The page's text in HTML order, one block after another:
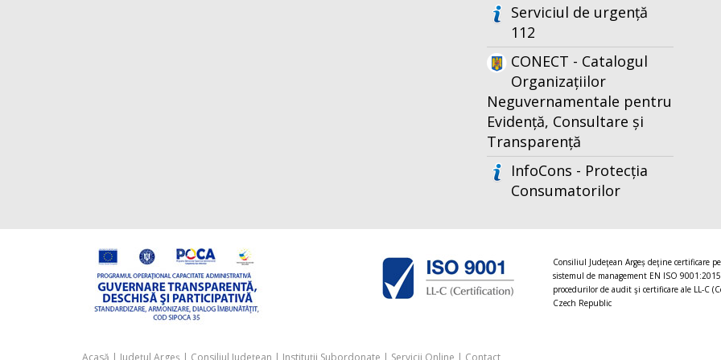
Serviciul de urgență
112
CONECT - Catalogul
Organizațiilor
Neguvernamentale pentru
Evidență, Consultare și
Transparență
InfoCons - Protecția
Consumatorilor
Consiliul Judeţean Argeș deţine certificare
sistemul de management EN ISO
procedurilor de audit şi certificare ale LL-C
Czech Republic
Acasă | Județul Argeș | Consiliul Județean | Instituții Subordonate | Servicii Online | Contact